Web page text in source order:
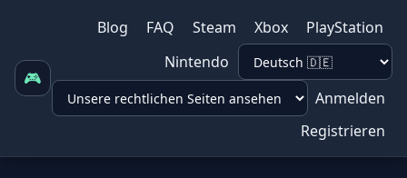
🎮
Blog FAQ Steam Xbox
PlayStation
Nintendo
Anmelden
Registrieren